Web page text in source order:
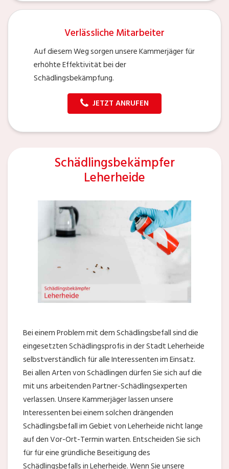
Verlässliche Mitarbeiter
Auf diesem Weg sorgen unsere Kammerjäger für
erhöhte Effektivität bei der
Schädlingsbekämpfung.
JETZT ANRUFEN
Schädlingsbekämpfer
Leherheide
Bei einem Problem mit dem Schädlingsbefall sind die
eingesetzten Schädlingsprofis in der Stadt Leherheide
selbstverständlich für alle Interessenten im Einsatz.
Bei allen Arten von Schädlingen dürfen Sie sich auf die
mit uns arbeitenden Partner-Schädlingsexperten
verlassen. Unsere Kammerjäger lassen unsere
Interessenten bei einem solchen drängenden
Schädlingsbefall im Gebiet von Leherheide nicht lange
auf den Vor-Ort-Termin warten. Entscheiden Sie sich
für für eine gründliche Beseitigung des
Schädlingsbefalls in Leherheide. Wenn Sie unsere